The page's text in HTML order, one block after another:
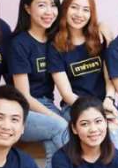
ผลงานล่าสุด